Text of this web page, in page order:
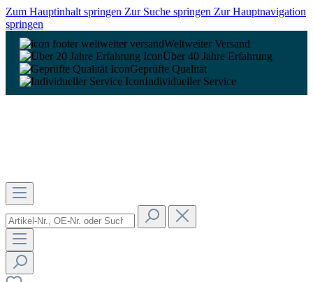
Zum Hauptinhalt springen Zur Suche springen Zur Hauptnavigation
springen
Weltweiter Versand
Über 40 Jahre Erfahrung
Geprüfte Qualität
Individueller Service